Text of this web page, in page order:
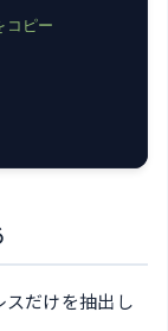
コピー
だけを抽出し